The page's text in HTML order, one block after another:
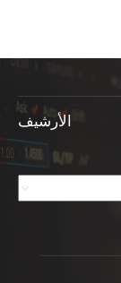
الأرشيف